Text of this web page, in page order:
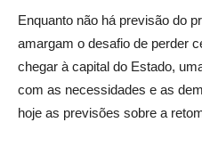
Enquanto não há previsão do
amargam o desafio de perder
chegar à capital do Estado,
com as necessidades e as
hoje as previsões sobre a